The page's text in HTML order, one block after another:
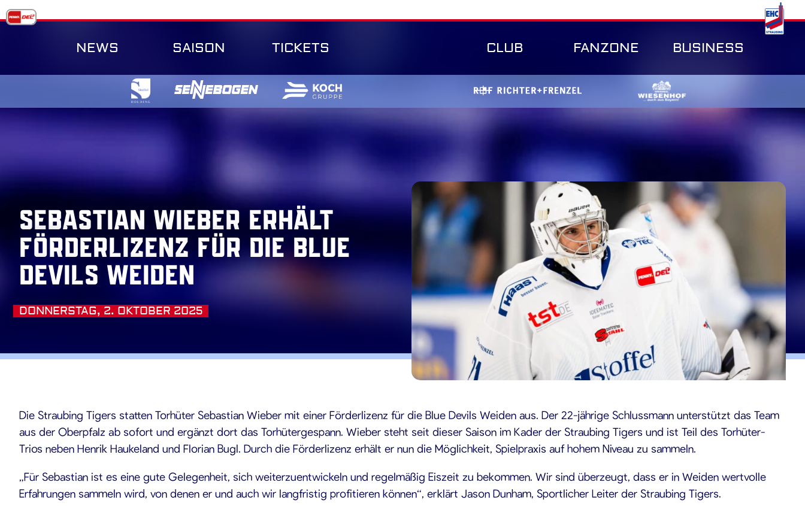
Skip
to
NEWS SAISON TICKETS CLUB FANZONE BUSINESS
Sebastian Wieber erhält
Förderlizenz für die Blue
Devils Weiden
DONNERSTAG, 2. OKTOBER 2025
Die Straubing Tigers statten Torhüter Sebastian Wieber mit einer Förderlizenz für die Blue Devils Weiden aus. Der 22-jährige Schlussmann unterstützt das Team
aus der Oberpfalz ab sofort und ergänzt dort das Torhütergespann. Wieber steht seit dieser Saison im Kader der Straubing Tigers und ist Teil des Torhüter-
Trios neben Henrik Haukeland und Florian Bugl. Durch die Förderlizenz erhält er nun die Möglichkeit, Spielpraxis auf hohem Niveau zu sammeln.
„Für Sebastian ist es eine gute Gelegenheit, sich weiterzuentwickeln und regelmäßig Eiszeit zu bekommen. Wir sind überzeugt, dass er in Weiden wertvolle
Erfahrungen sammeln wird, von denen er und auch wir langfristig profitieren können“, erklärt Jason Dunham, Sportlicher Leiter der Straubing Tigers.